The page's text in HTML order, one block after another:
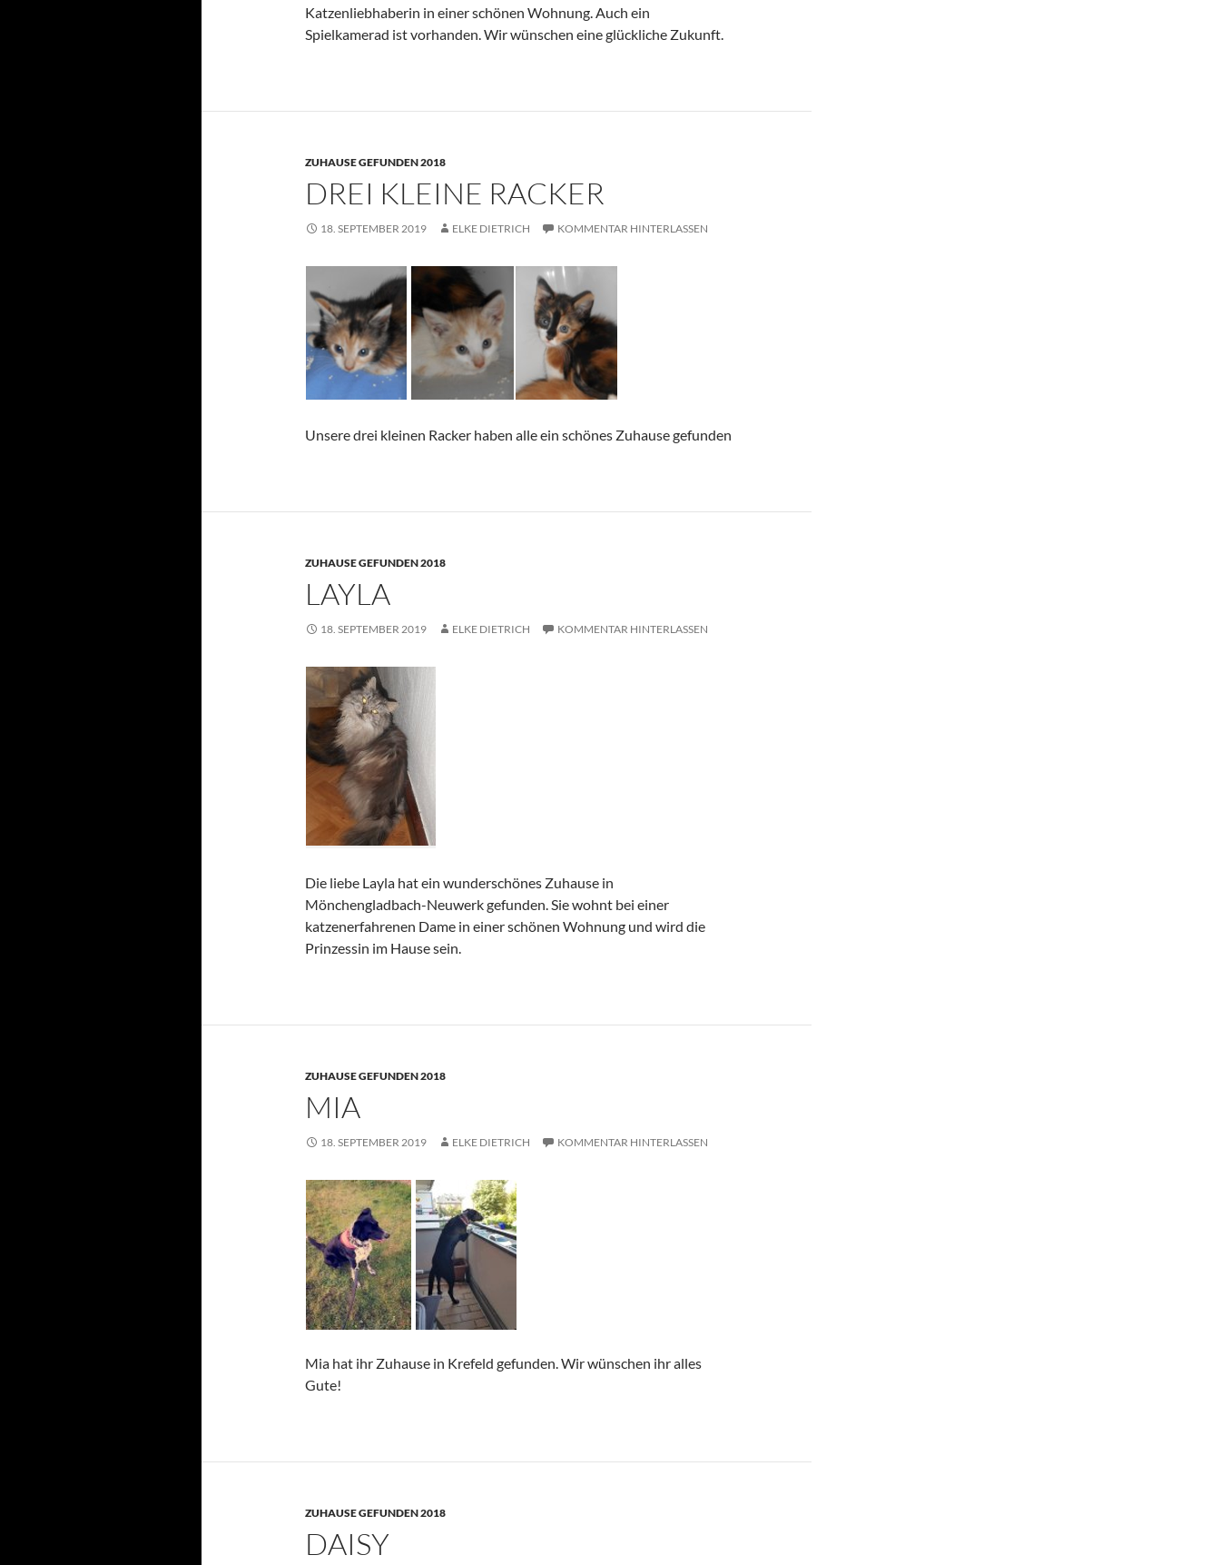
Katzenliebhaberin in einer schönen Wohnung. Auch ein
Spielkamerad ist vorhanden. Wir wünschen eine glückliche Zukunft.
ZUHAUSE GEFUNDEN 2018
DREI KLEINE RACKER
18. SEPTEMBER 2019 ELKE DIETRICH KOMMENTAR HINTERLASSEN
Unsere drei kleinen Racker haben alle ein schönes Zuhause gefunden
ZUHAUSE GEFUNDEN 2018
LAYLA
18. SEPTEMBER 2019 ELKE DIETRICH KOMMENTAR HINTERLASSEN
Die liebe Layla hat ein wunderschönes Zuhause in
Mönchengladbach-Neuwerk gefunden. Sie wohnt bei einer
katzenerfahrenen Dame in einer schönen Wohnung und wird die
Prinzessin im Hause sein.
ZUHAUSE GEFUNDEN 2018
MIA
18. SEPTEMBER 2019 ELKE DIETRICH KOMMENTAR HINTERLASSEN
Mia hat ihr Zuhause in Krefeld gefunden. Wir wünschen ihr alles
Gute!
ZUHAUSE GEFUNDEN 2018
DAISY